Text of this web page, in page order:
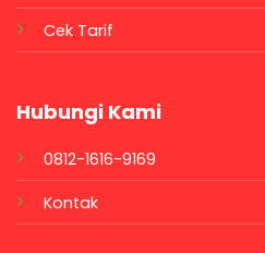
Cek Tarif
Hubungi Kami
0812-1616-9169
Kontak